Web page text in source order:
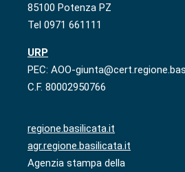
85100 Potenza PZ
Tel 0971 661111
URP
PEC: AOO-
C.F. 80002950766
regione.basilicata.it
agr.regione.basilicata.it
Agenzia stampa della